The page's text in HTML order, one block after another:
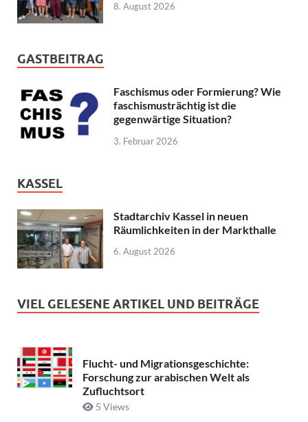
8. August 2026
GASTBEITRAG
Faschismus oder Formierung? Wie
faschismusträchtig ist die
gegenwärtige Situation?
3. Februar 2026
KASSEL
Stadtarchiv Kassel in neuen
Räumlichkeiten in der Markthalle
6. August 2026
VIEL GELESENE ARTIKEL UND BEITRÄGE
Flucht- und Migrationsgeschichte:
Forschung zur arabischen Welt als
Zufluchtsort
5 Views